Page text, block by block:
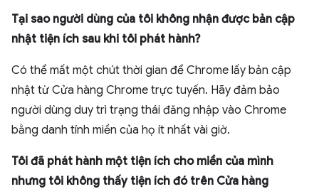
Tại sao người dùng của tôi không nhận được bản cập
nhật tiện ích sau khi tôi phát hành?
Có thể mất một chút thời gian để Chrome lấy bản cập
nhật từ Cửa hàng Chrome trực tuyến. Hãy đảm bảo
người dùng duy trì trạng thái đăng nhập vào Chrome
bằng danh tính miền của họ ít nhất vài giờ.
Tôi đã phát hành một tiện ích cho miền của mình
nhưng tôi không thấy tiện ích đó trên Cửa hàng